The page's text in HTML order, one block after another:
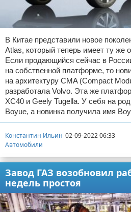
В Китае представили новое
Atlas, который теперь имеет ту же
Если продающийся сейчас в
на собственной платформе, то
на архитектуру CMA (Compact
разработала Volvo. Эта же
XC40 и Geely Tugella. У себя на
Boyue, а новинка получила имя
Константин Ильин 02-09-2022 06:33
Автомобили
Завод ГАЗ возобновил
недель простоя